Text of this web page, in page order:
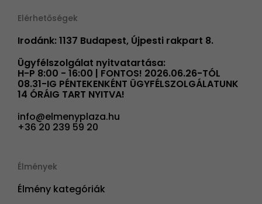
Elérhetőségek
Irodánk: 1137 Budapest, Újpesti rakpart 8.
Ügyfélszolgálat nyitvatartása:
H-P 8:00 - 16:00 | FONTOS! 2026.06.26-TÓL
08.31-IG PÉNTEKENKÉNT ÜGYFÉLSZOLGÁLATUNK
14 ÓRÁIG TART NYITVA!
info@elmenyplaza.hu
+36 20 239 59 20
Élmények
Élmény kategóriák